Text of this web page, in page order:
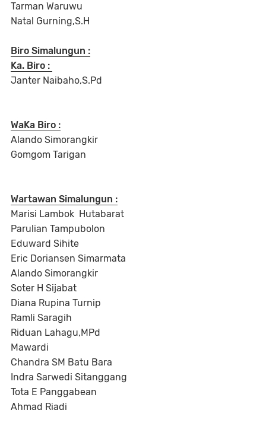
Tarman Waruwu
Natal Gurning,S.H
Biro Simalungun :
Ka. Biro :
Janter Naibaho,S.Pd
WaKa Biro :
Alando Simorangkir
Gomgom Tarigan
Wartawan Simalungun :
Marisi Lambok Hutabarat
Parulian Tampubolon
Eduward Sihite
Eric Doriansen Simarmata
Alando Simorangkir
Soter H Sijabat
Diana Rupina Turnip
Ramli Saragih
Riduan Lahagu,MPd
Mawardi
Chandra SM Batu Bara
Indra Sarwedi Sitanggang
Tota E Panggabean
Ahmad Riadi